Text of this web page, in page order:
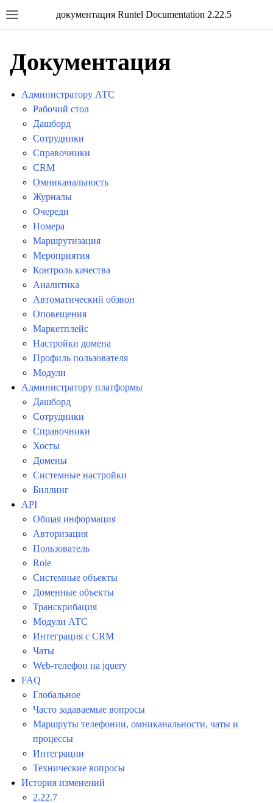
документация Runtel Documentation 2.22.5
Документация
Администратору АТС
Рабочий стол
Дашборд
Сотрудники
Справочники
CRM
Омниканальность
Журналы
Очереди
Номера
Маршрутизация
Мероприятия
Контроль качества
Аналитика
Автоматический обзвон
Оповещения
Маркетплейс
Настройки домена
Профиль пользователя
Модули
Администратору платформы
Дашборд
Сотрудники
Справочники
Хосты
Домены
Системные настройки
Биллинг
API
Общая информация
Авторизация
Пользователь
Role
Системные объекты
Доменные объекты
Транскрибация
Модули АТС
Интеграция с CRM
Чаты
Web-телефон на jquery
FAQ
Глобальное
Часто задаваемые вопросы
Маршруты телефонии, омниканальности, чаты и
процессы
Интеграции
Технические вопросы
История изменений
2.22.7